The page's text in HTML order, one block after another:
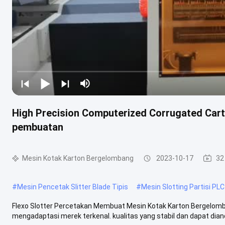
High Precision Computerized Corrugated
pembuatan
Mesin Kotak Karton Bergelombang 2023-10-17
#Mesin Pencetak Slitter Blade Tipis #Mesin Slotting Partisi PLC
Flexo Slotter Percetakan Membuat Mesin Kotak Karton
mengadaptasi merek terkenal. kualitas yang stabil dan dapat